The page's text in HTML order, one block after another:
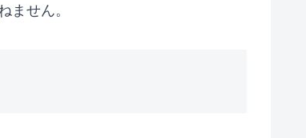
ません。